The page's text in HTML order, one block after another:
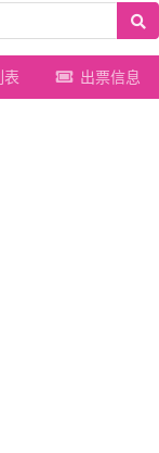
表 出票信息